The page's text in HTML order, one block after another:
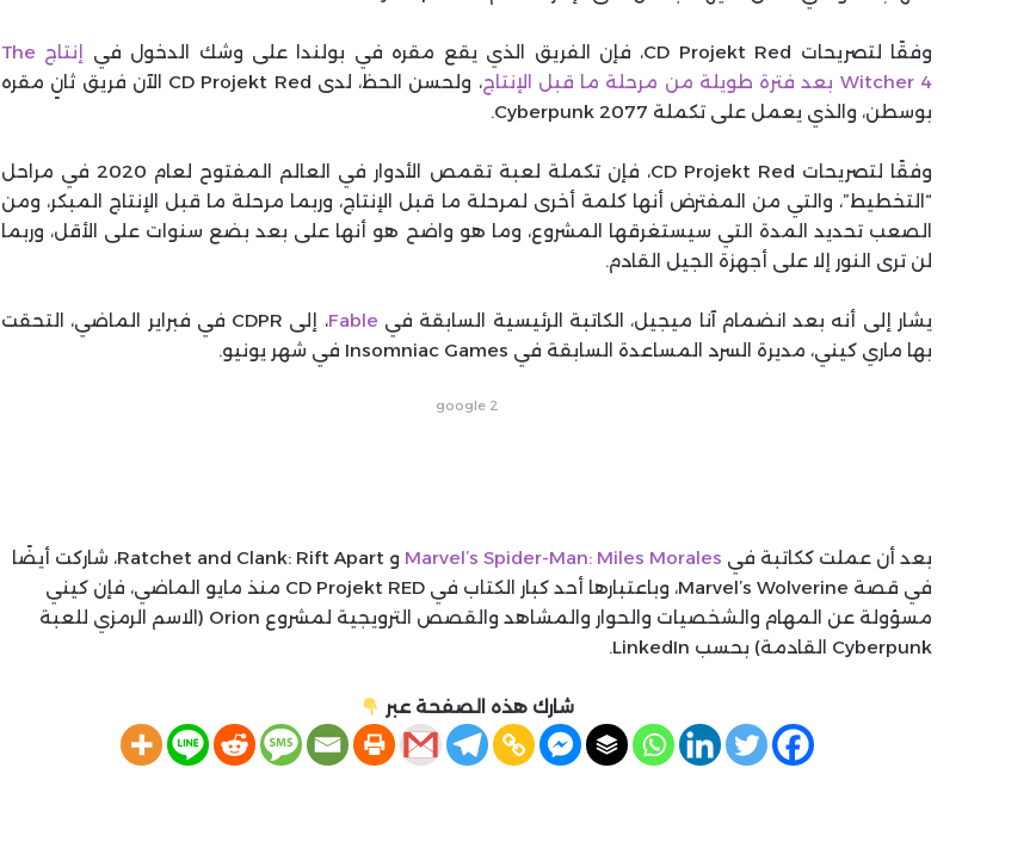
وفقًا لتصريحات CD Projekt Red، فإن الفريق الذي يقع مقره في بولندا على وشك الدخول في
إنتاج The
Witcher 4 بعد فترة طويلة من مرحلة ما قبل الإنتاج
، ولحسن الحظ، لدى CD Projekt Red الآن فريق ثانٍ مقره
بوسطن، والذي يعمل على تكملة Cyberpunk 2077.
وفقًا لتصريحات CD Projekt Red، فإن تكملة لعبة تقمص الأدوار في العالم المفتوح لعام 2020 في مراحل
“التخطيط”، والتي من المفترض أنها كلمة أخرى لمرحلة ما قبل الإنتاج، وربما مرحلة ما قبل الإنتاج المبكر، ومن
الصعب تحديد المدة التي سيستغرقها المشروع، وما هو واضح هو أنها على بعد بضع سنوات على الأقل، وربما
لن ترى النور إلا على أجهزة الجيل القادم.
يشار إلى أنه بعد انضمام آنا ميجيل، الكاتبة الرئيسية السابقة في Fable
، إلى CDPR في فبراير الماضي، التحقت
بها ماري كيني، مديرة السرد المساعدة السابقة في Insomniac Games في شهر يونيو.
google 2
بعد أن عملت ككاتبة في Marvel’s Spider-Man: Miles Morales
و Ratchet and Clank: Rift Apart، شاركت أيضًا
في قصة Marvel’s Wolverine، وباعتبارها أحد كبار الكتاب في CD Projekt RED منذ مايو الماضي، فإن كيني
مسؤولة عن المهام والشخصيات والحوار والمشاهد والقصص الترويجية لمشروع Orion (الاسم الرمزي للعبة
Cyberpunk القادمة) بحسب LinkedIn.
شارك هذه الصفحة عبر